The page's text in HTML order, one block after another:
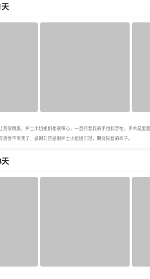
我很佩服，护士小姐姐们也很细心，一直抓着我的手怕我害怕，手术是
感觉不像我了，感谢刘院感谢护士小姐姐们哦，期待恢复的样子。